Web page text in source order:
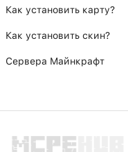
Как установить карту?
Как установить скин?
Сервера Майнкрафт